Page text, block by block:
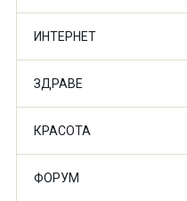
ИНТЕРНЕТ
ЗДРАВЕ
КРАСОТА
ФОРУМ